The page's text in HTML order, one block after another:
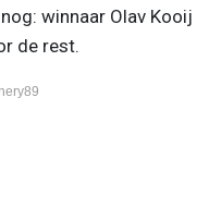
winnaar Olav Kooij
de rest.